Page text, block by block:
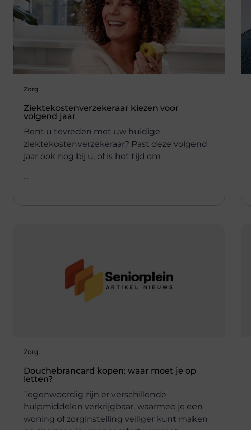
Zorg
Ziektekostenverzekeraar kiezen voor
volgend jaar
Bent u tevreden met uw huidige
ziektekostenverzekeraar? Past deze volgend
jaar ook nog bij u, of is het tijd om
...
Zorg
Douchebrancard kopen: waar moet je op
letten?
Tegenwoordig zijn er verschillende
hulpmiddelen verkrijgbaar, waarmee je een
woning of zorginstelling veiliger kunt maken